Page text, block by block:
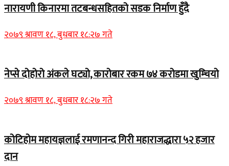
नारायणी किनारमा तटबन्धसहितको सडक निर्माण हुँदै
२०७९ श्रावण १८, बुधबार १८:२७ गते
नेप्से दोहोरो अंकले घट्यो, कारोबार रकम ७४ करोडमा खुम्चियो
२०७९ श्रावण १८, बुधबार १८:२७ गते
कोटिहोम महायज्ञलाई रमणानन्द गिरी महाराजद्धारा ५२ हजार
दान